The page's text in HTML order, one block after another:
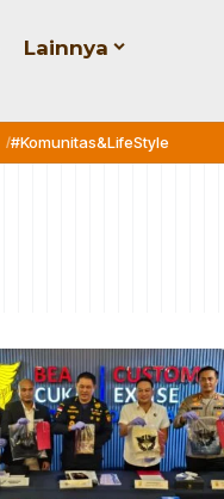
Lainnya
#Komunitas&LifeStyle